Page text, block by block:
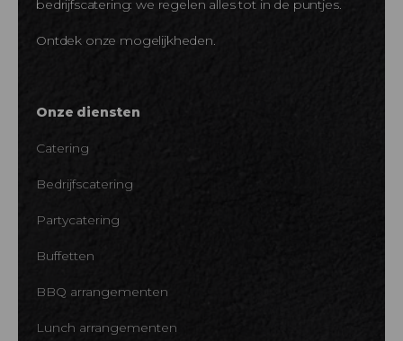
bedrijfscatering: we regelen alles tot in de puntjes.
Ontdek onze mogelijkheden.
Onze diensten
Catering
Bedrijfscatering
Partycatering
Buffetten
BBQ arrangementen
Lunch arrangementen